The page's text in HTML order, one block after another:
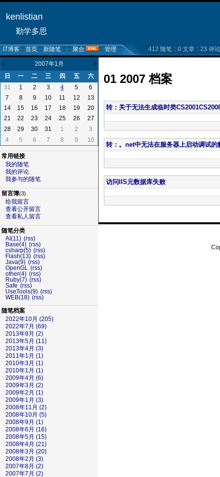
kenlistian
勤学多思
IT博客 :: 首页 :: 新随笔 :: :: 聚合 :: 管理 :: 412 随笔 :: 0 文章 :: 23 评
< 2007年1月 >
日 一 二 三 四 五
六
31
1 2 3 4 5
6
7
8 9 10 11 12
13
14
15 16 17 18 19
20
21
22 23 24 25 26
27
28
29 30 31 1 2
3
4
5 6 7 8 9 10
常用链接
我的随笔
我的评论
我参与的随笔
留言簿(3)
给我留言
查看公开留言
查看私人留言
随笔分类
AI(11) (rss)
Base(4) (rss)
csharp(5) (rss)
Flash(13) (rss)
Java(9) (rss)
OpenGL
(rss)
other(4) (rss)
Ruby(7) (rss)
Safe (rss)
UseTools(9) (rss)
WEB(18) (rss)
随笔档案
2022年10月 (205)
2022年7月 (69)
2013年9月 (2)
2013年5月 (11)
2013年4月 (3)
2011年1月 (1)
2010年3月 (1)
2010年1月 (1)
2009年4月 (6)
2009年3月 (2)
2009年2月 (1)
2009年1月 (3)
2008年11月 (2)
2008年10月 (5)
2008年9月 (1)
2008年6月 (16)
2008年5月 (15)
2008年4月 (21)
2008年3月 (20)
2008年2月 (3)
2007年8月 (2)
2007年7月 (2)
01 2007 档案
转：关于无法生成临时类
转：。net中无法在服务器上启动调试的
访问IIS元数据库失败